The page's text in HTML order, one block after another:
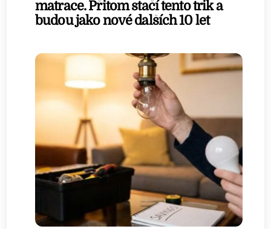
matrace. Přitom stačí tento trik a
budou jako nové dalších 10 let